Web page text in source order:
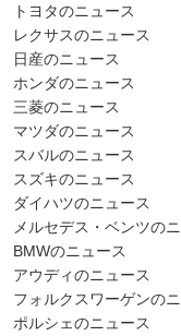
トヨタのニュース
レクサスのニュース
日産のニュース
ホンダのニュース
三菱のニュース
マツダのニュース
スバルのニュース
スズキのニュース
ダイハツのニュース
メルセデス・ベンツの
BMWのニュース
アウディのニュース
フォルクスワーゲンの
ポルシェのニュース